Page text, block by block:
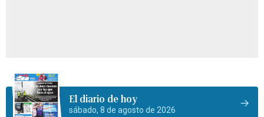
El diario de hoy
sábado, 8 de agosto de 2026